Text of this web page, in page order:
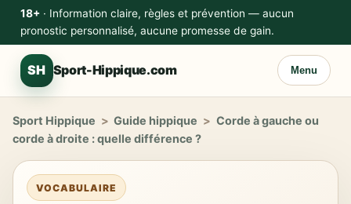
18+· Information claire, règles et prévention — aucun
pronostic personnalisé, aucune promesse de gain.
SH Sport-Hippique.com Menu
Sport Hippique > Guide hippique > Corde à gauche ou
corde à droite : quelle différence ?
VOCABULAIRE